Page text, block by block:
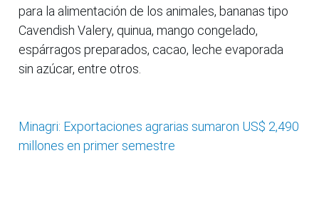
para la alimentación de los animales, bananas tipo
Cavendish Valery, quinua, mango congelado,
espárragos preparados, cacao, leche evaporada
sin azúcar, entre otros.
Minagri: Exportaciones agrarias sumaron US$ 2,490
millones en primer semestre